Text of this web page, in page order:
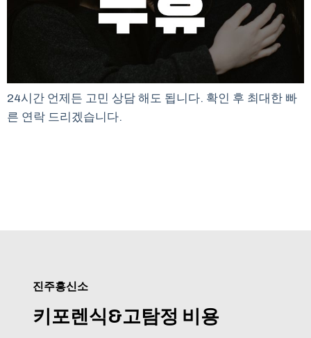
24시간 언제든 고민 상담 해도 됩니다. 확인 후 최대한 빠
른 연락 드리겠습니다.
진주흥신소
키포렌식&고탐정 비용